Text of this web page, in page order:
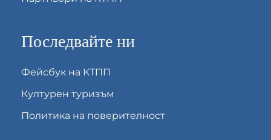
Последвайте ни
Фейсбук на КТПП
Културен туризъм
Политика на поверителност